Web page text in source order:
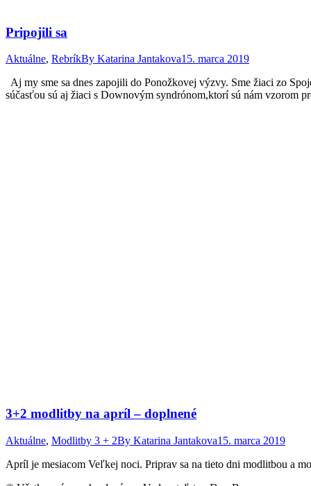
Pripojili sa
Aktuálne, RebríkBy Katarina Jantakova15. marca 2019
Aj my sme sa dnes zapojili do Ponožkovej výzvy. Sme žiaci zo
súčasťou sú aj žiaci s Downovým syndrónom,ktorí sú nám vzorom
3+2 modlitby na apríl – doplnené
Aktuálne, Modlitby 3 + 2By Katarina Jantakova15. marca 2019
Apríl je mesiacom Veľkej noci. Priprav sa na tieto dni modlitbou a